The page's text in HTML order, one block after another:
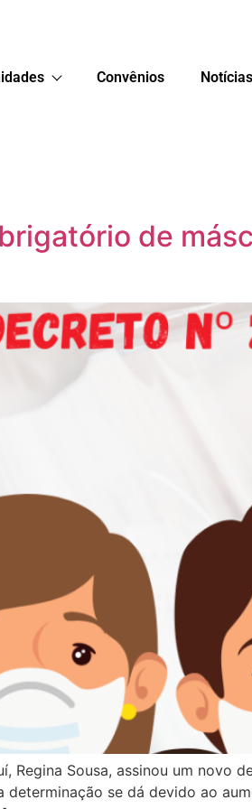
Convênios Notícias
de
Regina Sousa, assinou um
determinação se dá devido ao